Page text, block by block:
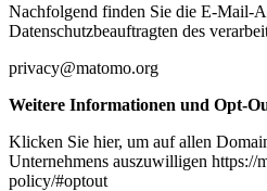
Nachfolgend finden Sie die E-Mail-
Datenschutzbeauftragten des
privacy@matomo.org
Weitere Informationen und Opt-
Klicken Sie hier, um auf allen
Unternehmens auszuwilligen https://
policy/#optout